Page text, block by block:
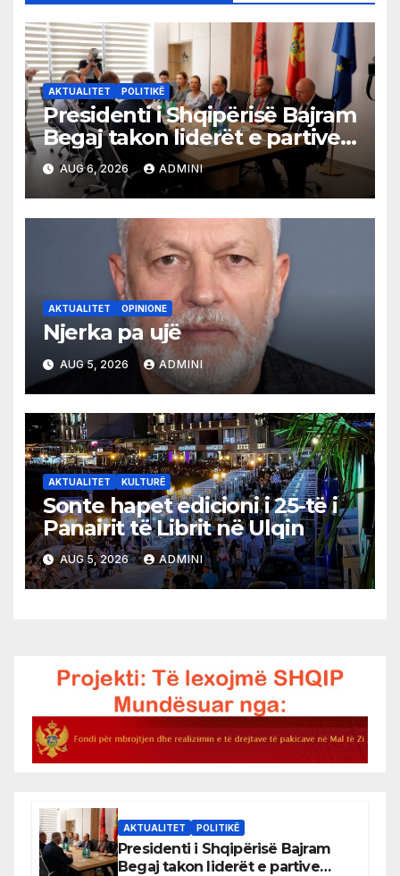
AKTUALITET POLITIKË
Presidenti i Shqipërisë Bajram
Begaj takon liderët e partive
shqiptare në Ulqin
AUG 6, 2026 ADMINI
AKTUALITET OPINIONE
Njerka pa ujë
AUG 5, 2026 ADMINI
AKTUALITET KULTURË
Sonte hapet edicioni i 25-të i
Panairit të Librit në Ulqin
AUG 5, 2026 ADMINI
AKTUALITET POLITIKË
Presidenti i Shqipërisë Bajram
Begaj takon liderët e partive